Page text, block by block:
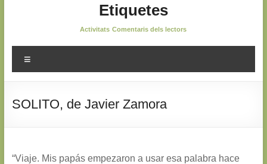
Etiquetes
Activitats Comentaris dels lectors
SOLITO, de Javier Zamora
“Viaje. Mis papás empezaron a usar esa palabra hace